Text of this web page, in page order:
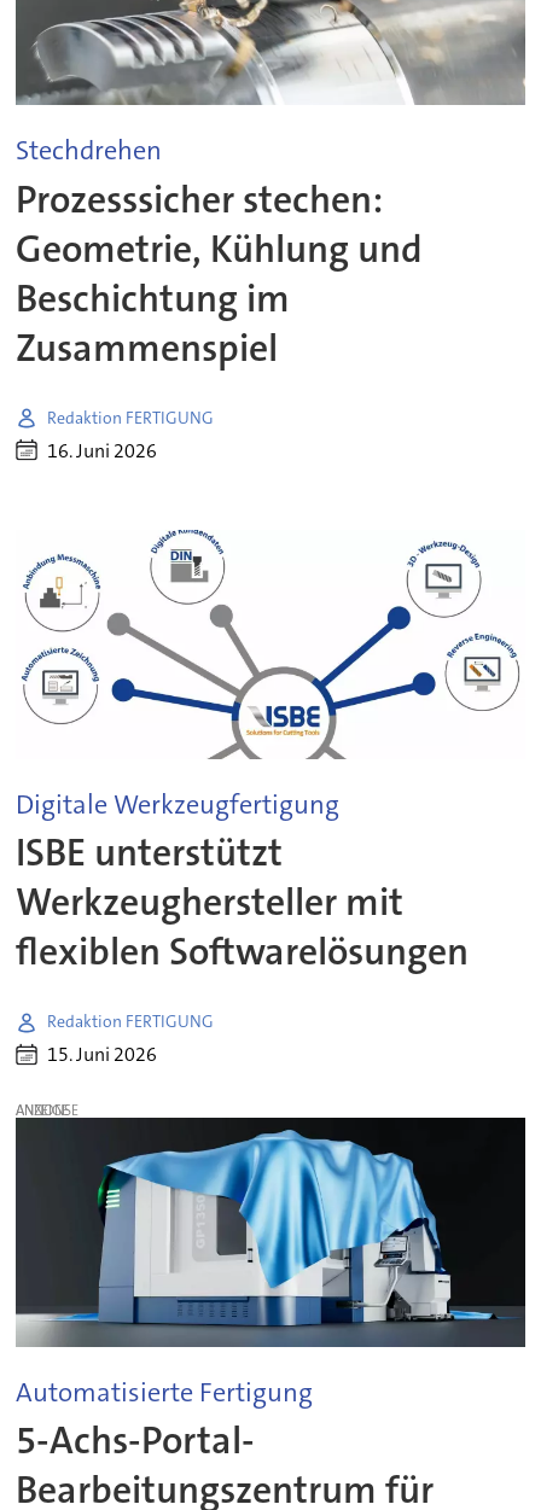
Stechdrehen
Prozesssicher stechen:
Geometrie, Kühlung und
Beschichtung im
Zusammenspiel
Redaktion FERTIGUNG
16. Juni 2026
Digitale Werkzeugfertigung
ISBE unterstützt
Werkzeughersteller mit
flexiblen Softwarelösungen
Redaktion FERTIGUNG
15. Juni 2026
ANZEIGE
Automatisierte Fertigung
5-Achs-Portal-
Bearbeitungszentrum für